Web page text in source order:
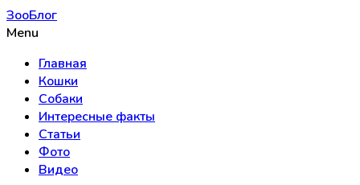
ЗооБлог
Menu
Главная
Кошки
Собаки
Интересные факты
Статьи
Фото
Видео